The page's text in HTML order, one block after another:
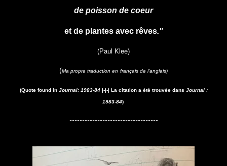
de poisson de coeur
et de plantes avec rêves."
(Paul Klee)
(Ma propre traduction en français de l'anglais)
(Quote found in Journal: 1983-84|-|-| La citation a été trouvée dans Journal :
1983-84)
-----------------------------------